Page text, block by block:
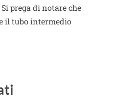
prega di notare che
il tubo intermedio